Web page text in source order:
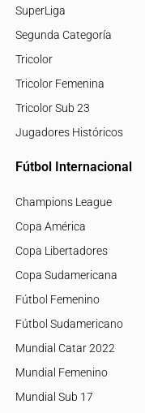
SuperLiga
Segunda Categoría
Tricolor
Tricolor Femenina
Tricolor Sub 23
Jugadores Históricos
Fútbol Internacional
Champions League
Copa América
Copa Libertadores
Copa Sudamericana
Fútbol Femenino
Fútbol Sudamericano
Mundial Catar 2022
Mundial Femenino
Mundial Sub 17